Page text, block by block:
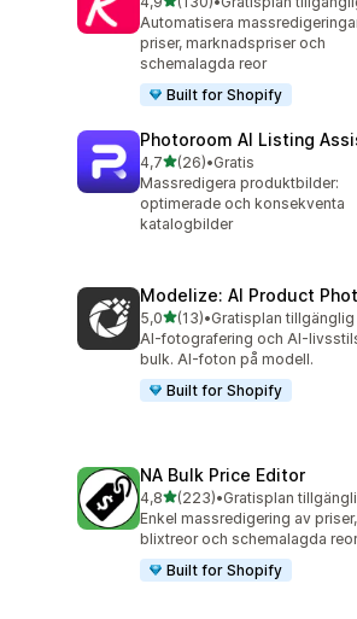
130 recensioner totalt
Automatisera
priser, marknadspriser och
schemalagda reor
Built for Shopify
Photoroom AI Listing
4,7av 5 stjärnor
(26)
26 recensioner totalt
•Gratis
Massredigera produktbilder:
optimerade och konsekventa
katalogbilder
Modelize: AI Product
5,0av 5 stjärnor
(13)
13 recensioner totalt
•Gratisplan tillgänglig
AI-fotografering och AI-
bulk. AI-foton på modell.
Built for Shopify
NA Bulk Price Editor
4,8av 5 stjärnor
(223)
223 recensioner totalt
•Gratisplan
Enkel massredigering av priser,
blixtreor och schemalagda reor
Built for Shopify